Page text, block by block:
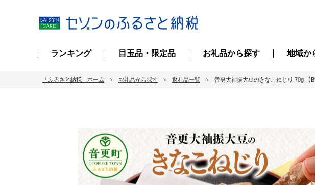
ランキング 目玉品・限定品 お礼品から探す 地域か
「ふるさと納税」ホーム お礼品から探す 返礼品一覧 音更大袖振大豆のきなこねじり 70g 【